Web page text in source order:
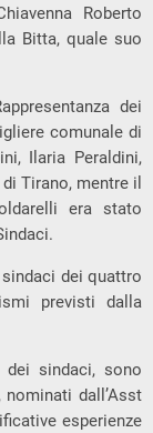
Roberto
Bitta, quale suo
dei
comunale di
Ilaria Peraldini,
Tirano, mentre il
era stato
sindaci dei quattro
previsti dalla
dei sindaci, sono
dall’Asst
esperienze